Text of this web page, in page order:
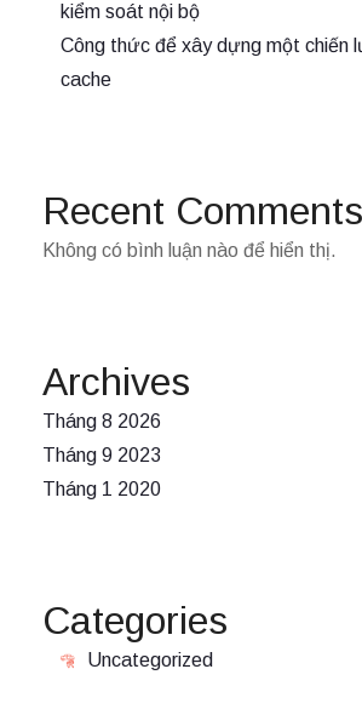
kiểm soát nội bộ
Công thức để xây dựng một chiến
cache
Recent Comments
Không có bình luận nào để hiển thị.
Archives
Tháng 8 2026
Tháng 9 2023
Tháng 1 2020
Categories
Uncategorized